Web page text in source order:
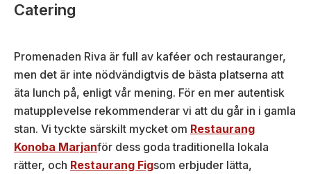
Catering
Promenaden Riva är full av kaféer och restauranger,
men det är inte nödvändigtvis de bästa platserna att
äta lunch på, enligt vår mening. För en mer autentisk
matupplevelse rekommenderar vi att du går in i gamla
stan. Vi tyckte särskilt mycket om Restaurang
Konoba Marjanför dess goda traditionella lokala
rätter, och Restaurang Figsom erbjuder lätta,